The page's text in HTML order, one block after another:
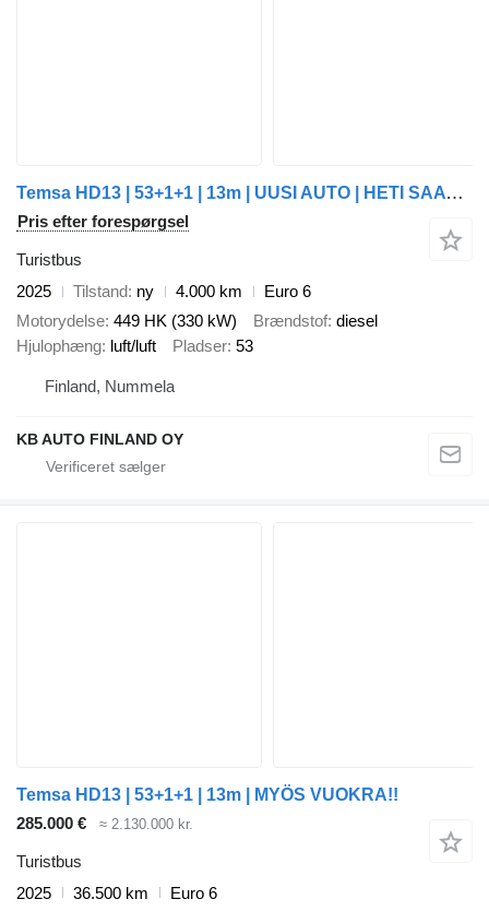
Temsa HD13 | 53+1+1 | 13m | UUSI AUTO | HETI SAATAVILLA
Pris efter forespørgsel
Turistbus
2025
Tilstand ny 4.000 km
Euro 6
Motorydelse 449 HK (330 kW) Brændstof diesel
Hjulophæng luft/luft Pladser 53
Finland, Nummela
KB AUTO FINLAND OY
Temsa HD13 | 53+1+1 | 13m | MYÖS VUOKRA!!
285.000 €
≈ 2.130.000 kr.
Turistbus
2025
36.500 km
Euro 6